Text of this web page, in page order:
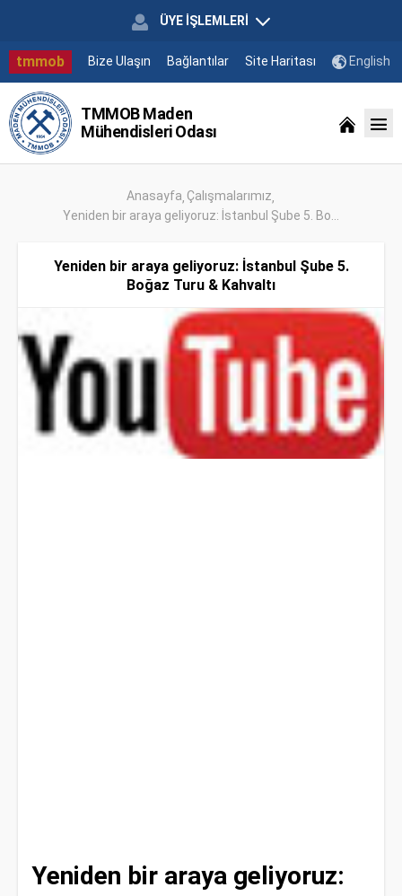
ÜYE İŞLEMLERİ
tmmob Bize Ulaşın Bağlantılar Site Haritası English
TMMOB Maden
Mühendisleri Odası
Anasayfa Çalışmalarımız
Yeniden bir araya geliyoruz: İstanbul Şube 5. Bo...
Yeniden bir araya geliyoruz: İstanbul Şube 5.
Boğaz Turu & Kahvaltı
Yeniden bir araya geliyoruz: